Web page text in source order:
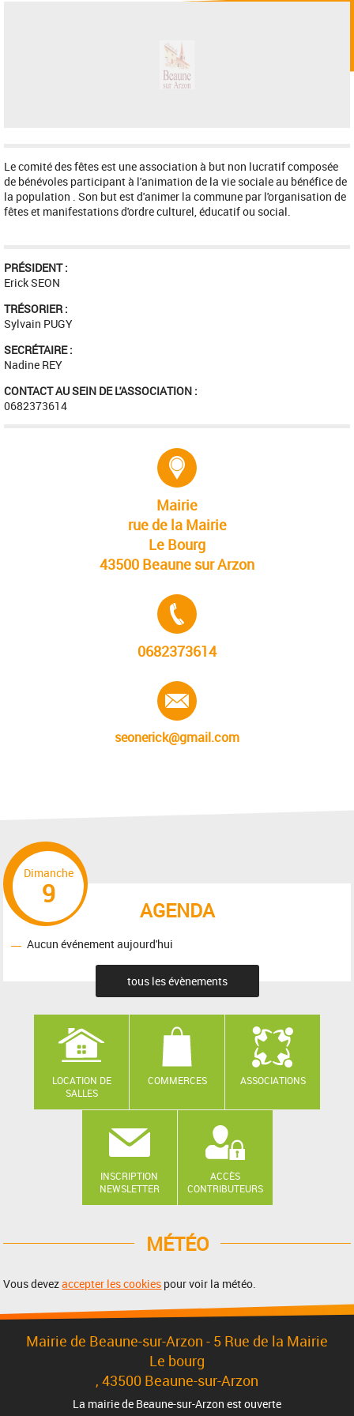
Le comité des fêtes est une association à but non lucratif composée
de bénévoles participant à l'animation de la vie sociale au bénéfice de
la population . Son but est d'animer la commune par l'organisation de
fêtes et manifestations d'ordre culturel, éducatif ou social.
PRÉSIDENT :
Erick SEON
TRÉSORIER :
Sylvain PUGY
SECRÉTAIRE :
Nadine REY
CONTACT AU SEIN DE L'ASSOCIATION :
0682373614
Mairie
rue de la Mairie
Le Bourg
43500 Beaune sur Arzon
0682373614
seonerick@gmail.com
AGENDA
Dimanche
9
Aucun événement aujourd'hui
tous les évènements
LOCATION DE
SALLES
COMMERCES ASSOCIATIONS
INSCRIPTION
NEWSLETTER
ACCÈS
CONTRIBUTEURS
MÉTÉO
Vous devezaccepter les cookies pour voir la météo.
Mairie de Beaune-sur-Arzon - 5 Rue de la Mairie
Le bourg
, 43500 Beaune-sur-Arzon
La mairie de Beaune-sur-Arzon est ouverte